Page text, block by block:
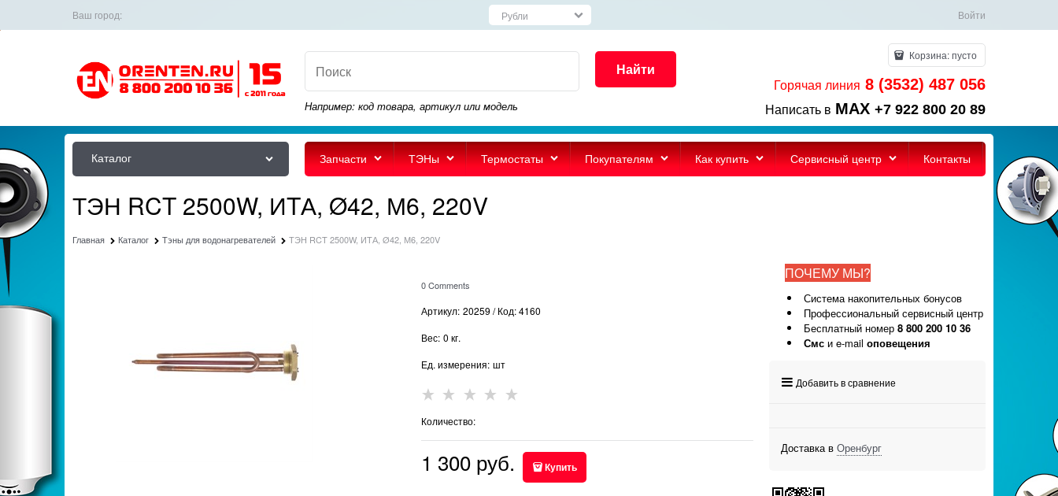
Ваш город: Войти
Найти
Например: код товара, артикул или модель
Корзина:пусто
Горячая линия 8 (3532) 487 056
Написать в MAX +7 922 800 20 89
Каталог Запчасти ТЭНы Термостаты Покупателям Как купить Сервисный центр Контакты
ТЭН RCT 2500W, ИTА, Ø42, М6, 220V
Главная Каталог Тэны для водонагревателей ТЭН RCT 2500W, ИTА, Ø42, М6, 220V
0 Comments
Артикул: 20259 / Код: 4160
Вес: 0 кг.
Ед. измерения: шт
Количество:
1 300 руб. Купить
ПОЧЕМУ МЫ?
Система накопительных бонусов
Профессиональный сервисный центр
Бесплатный номер 8 800 200 10 36
Смс и e-mail оповещения
Добавить в сравнение
Доставка в Оренбург